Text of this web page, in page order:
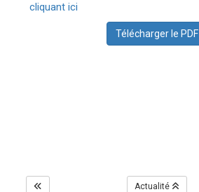
cliquant ici
Télécharger le PDF
Actualité